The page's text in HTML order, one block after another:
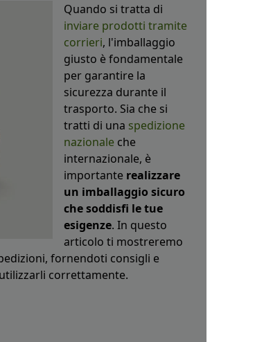
Quando si tratta di
inviare prodotti tramite
corrieri, l'imballaggio
giusto è fondamentale
per garantire la
sicurezza durante il
trasporto. Sia che si
tratti di una spedizione
nazionale che
internazionale, è
importante realizzare
un imballaggio sicuro
che soddisfi le tue
esigenze. In questo
articolo ti mostreremo
fornendoti consigli e
correttamente.